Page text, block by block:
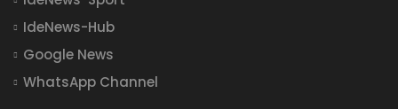
IdeNews-Hub
Google News
WhatsApp Channel